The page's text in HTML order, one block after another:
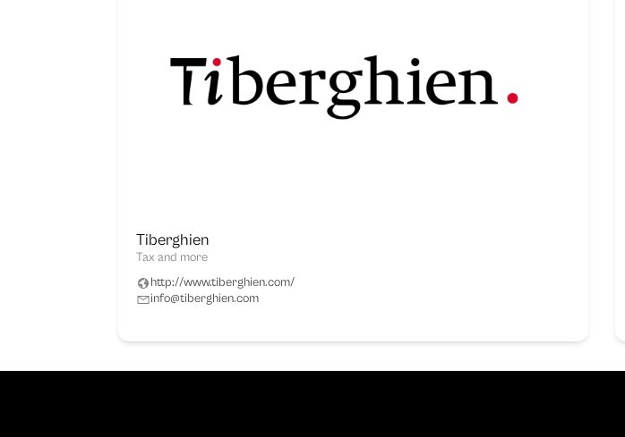
Tiberghien
Tax and more
http://www.tiberghien.com/
info@tiberghien.com